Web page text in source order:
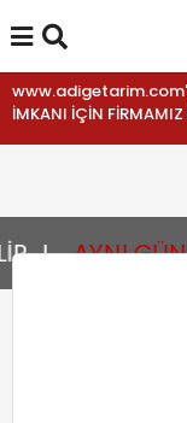
www.adigetarim.com'a
İMKANI İÇİN FİRMAMIZ
AYNI GÜN